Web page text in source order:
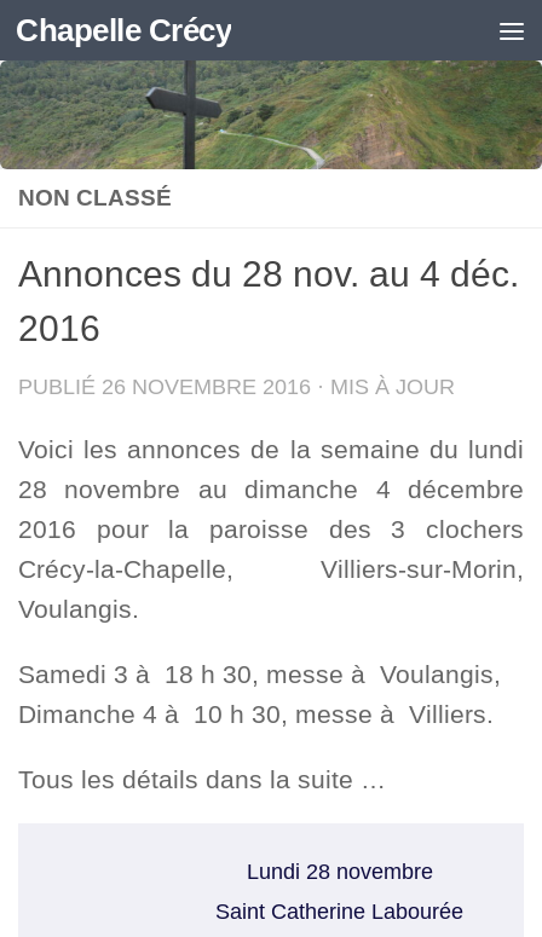
Skip to content
Chapelle Crécy
NON CLASSÉ
Annonces du 28 nov. au 4 déc.
2016
PUBLIÉ 26 NOVEMBRE 2016 · MIS À JOUR
Voici les annonces de la semaine du lundi
28 novembre au dimanche 4 décembre
2016 pour la paroisse des 3 clochers
Crécy-la-Chapelle, Villiers-sur-Morin,
Voulangis.
Samedi 3 à 18 h 30, messe à Voulangis,
Dimanche 4 à 10 h 30, messe à Villiers.
Tous les détails dans la suite …
Lundi 28 novembre
Saint Catherine Labourée